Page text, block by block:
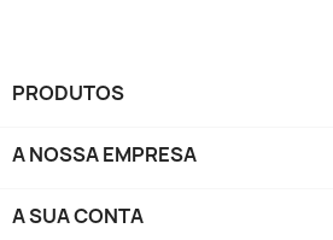
PRODUTOS
A NOSSA EMPRESA
A SUA CONTA